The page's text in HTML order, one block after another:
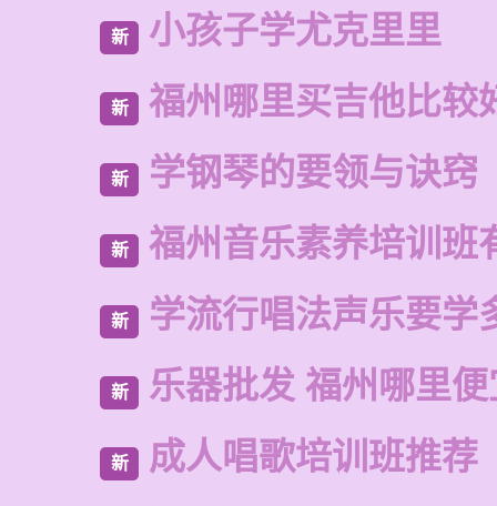
新 小孩子学尤克里里
新 福州哪里买吉他比较
新 学钢琴的要领与诀窍
新 福州音乐素养培训班
新 学流行唱法声乐要学
新 乐器批发 福州哪里
新 成人唱歌培训班推荐